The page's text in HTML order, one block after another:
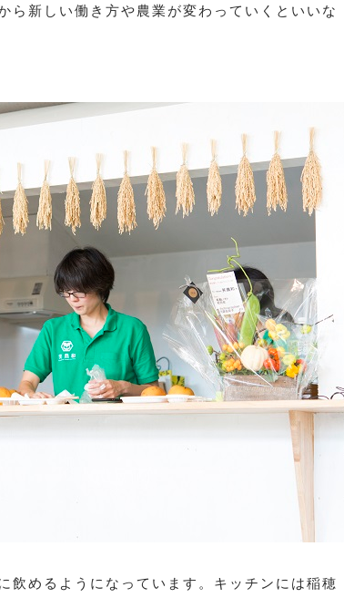
ら新しい働き方や農業が変わっていくといいな
飲めるようになっています。キッチンには稲穂